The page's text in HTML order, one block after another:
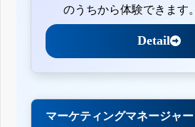
のうちから体験できます。
Detail
マーケティングマネージャー